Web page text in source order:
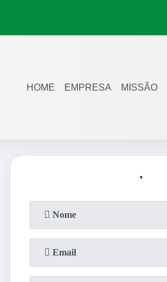
HOME EMPRESA MISSÃO
.